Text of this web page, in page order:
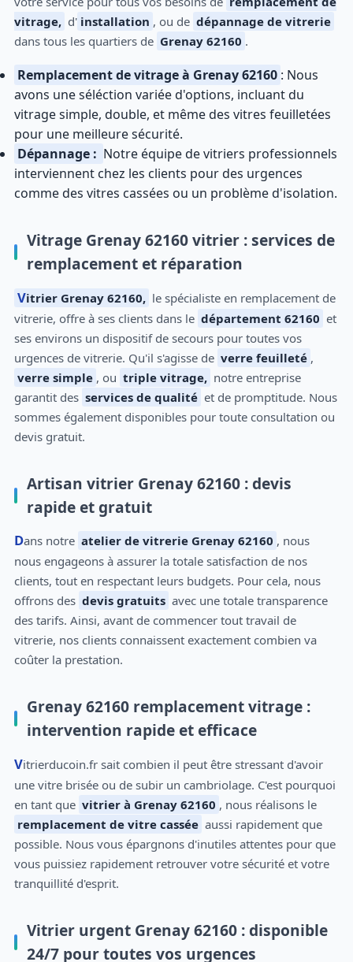
vitrage, d' installation , ou de dépannage de vitrerie
dans tous les quartiers de Grenay 62160 .
Remplacement de vitrage à Grenay 62160 : Nous
avons une séléction variée d'options, incluant du
vitrage simple, double, et même des vitres feuilletées
pour une meilleure sécurité.
Dépannage : Notre équipe de vitriers professionnels
interviennent chez les clients pour des urgences
comme des vitres cassées ou un problème d'isolation.
Vitrage Grenay 62160 vitrier : services de
remplacement et réparation
Vitrier Grenay 62160, le spécialiste en remplacement de
vitrerie, offre à ses clients dans le département 62160 et
ses environs un dispositif de secours pour toutes vos
urgences de vitrerie. Qu'il s'agisse de verre feuilleté ,
verre simple , ou triple vitrage, notre entreprise
garantit des services de qualité et de promptitude. Nous
sommes également disponibles pour toute consultation ou
devis gratuit.
Artisan vitrier Grenay 62160 : devis
rapide et gratuit
Dans notre atelier de vitrerie Grenay 62160 , nous
nous engageons à assurer la totale satisfaction de nos
clients, tout en respectant leurs budgets. Pour cela, nous
offrons des devis gratuits avec une totale transparence
des tarifs. Ainsi, avant de commencer tout travail de
vitrerie, nos clients connaissent exactement combien va
coûter la prestation.
Grenay 62160 remplacement vitrage :
intervention rapide et efficace
Vitrierducoin.fr sait combien il peut être stressant d'avoir
une vitre brisée ou de subir un cambriolage. C'est pourquoi
en tant que vitrier à Grenay 62160 , nous réalisons le
remplacement de vitre cassée aussi rapidement que
possible. Nous vous épargnons d'inutiles attentes pour que
vous puissiez rapidement retrouver votre sécurité et votre
tranquillité d'esprit.
Vitrier urgent Grenay 62160 : disponible
24/7 pour toutes vos urgences